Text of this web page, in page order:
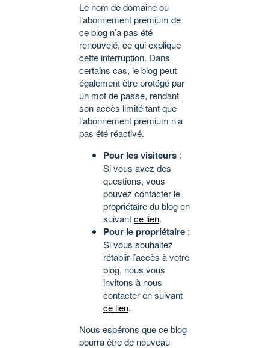
Le nom de domaine ou
l’abonnement premium de
ce blog n’a pas été
renouvelé, ce qui explique
cette interruption. Dans
certains cas, le blog peut
également être protégé par
un mot de passe, rendant
son accès limité tant que
l’abonnement premium n’a
pas été réactivé.
Pour les visiteurs :
Si vous avez des
questions, vous
pouvez contacter le
propriétaire du blog en
suivantce lien.
Pour le propriétaire :
Si vous souhaitez
rétablir l’accès à votre
blog, nous vous
invitons à nous
contacter en suivant
ce lien.
Nous espérons que ce blog
pourra être de nouveau